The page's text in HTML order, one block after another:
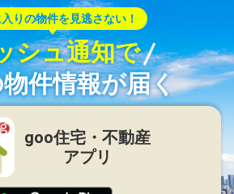
りの物件を見逃さない！
シュ通知で
件情報が届く
goo住宅・不動産
アプリ